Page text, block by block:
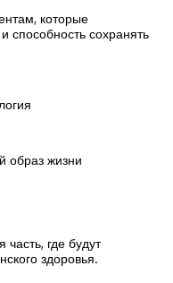
которые
способность сохранять
образ жизни
где будут
здоровья.